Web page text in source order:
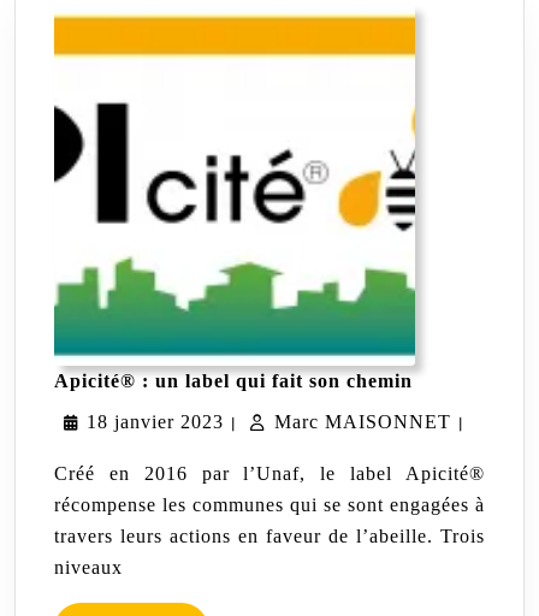
Apicité® : un label qui fait son cheminApicité®
un
qui
son
chemin
18 janvier 2023 18
| Marc MAISONNET Marc
|
Créé en 2016 par l’Unaf, le label Apicité®
récompense les communes qui se sont engagées à
travers leurs actions en faveur de l’abeille. Trois
niveaux